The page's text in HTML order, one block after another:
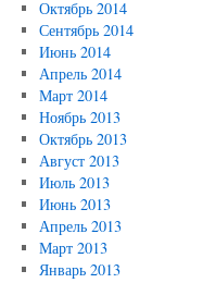
Октябрь 2014
Сентябрь 2014
Июнь 2014
Апрель 2014
Март 2014
Ноябрь 2013
Октябрь 2013
Август 2013
Июль 2013
Июнь 2013
Апрель 2013
Март 2013
Январь 2013